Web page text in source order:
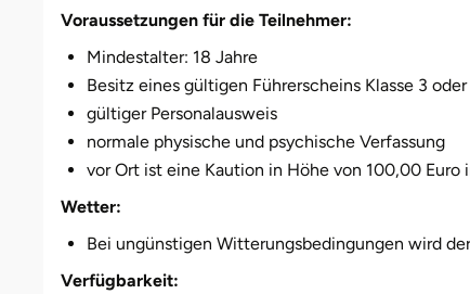
Voraussetzungen für die Teilnehmer:
Mindestalter: 18 Jahre
Besitz eines gültigen Führerscheins Klasse 3 oder
gültiger Personalausweis
normale physische und psychische Verfassung
vor Ort ist eine Kaution in Höhe von 100,00 Euro
Wetter:
Bei ungünstigen Witterungsbedingungen wird
Verfügbarkeit:
Deggendorf
Dessau
Dietzenbach
Dorsten
sächsische Schweiz